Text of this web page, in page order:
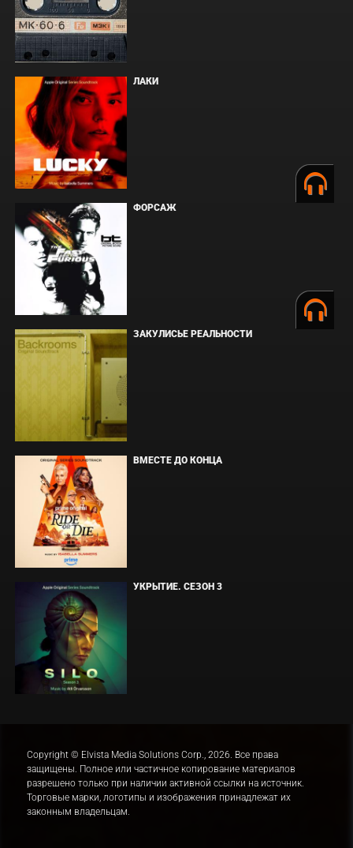
ЛАКИ
ФОРСАЖ
ЗАКУЛИСЬЕ РЕАЛЬНОСТИ
ВМЕСТЕ ДО КОНЦА
УКРЫТИЕ. СЕЗОН 3
Copyright © Elvista Media Solutions Corp., 2026. Все права
защищены. Полное или частичное копирование материалов
разрешено только при наличии активной ссылки на источник.
Торговые марки, логотипы и изображения принадлежат их
законным владельцам.